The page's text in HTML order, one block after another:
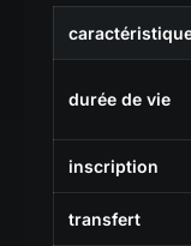
durée de vie
inscription
transfert